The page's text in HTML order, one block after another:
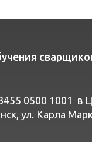
0500 1001
ул. Карла